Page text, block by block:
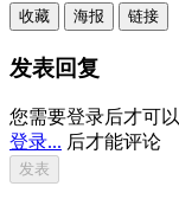
收藏 海报 链接
发表回复
您需要登录后才可
登录... 后才能评论